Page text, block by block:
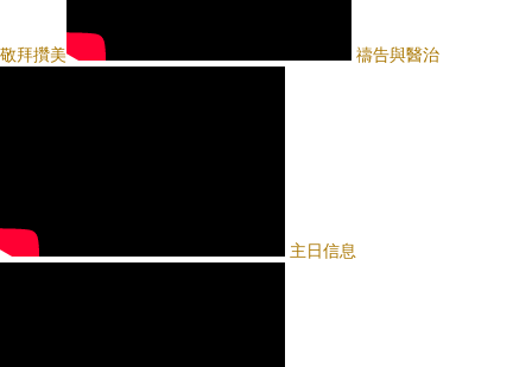
敬拜攢美 禱告與醫治
主日信息